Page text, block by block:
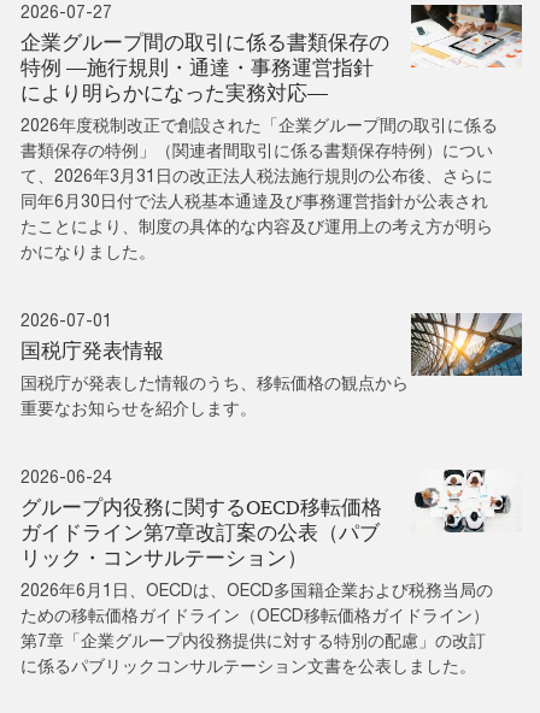
2026-07-27
企業グループ間の取引に係る書類保存の
特例 ―施行規則・通達・事務運営指針
により明らかになった実務対応―
2026年度税制改正で創設された「企業グループ間の取引に係る
書類保存の特例」（関連者間取引に係る書類保存特例）につい
て、2026年3月31日の改正法人税法施行規則の公布後、さらに
同年6月30日付で法人税基本通達及び事務運営指針が公表され
たことにより、制度の具体的な内容及び運用上の考え方が明ら
かになりました。
2026-07-01
国税庁発表情報
国税庁が発表した情報のうち、移転価格の観点から
重要なお知らせを紹介します。
2026-06-24
グループ内役務に関するOECD移転価格
ガイドライン第7章改訂案の公表（パブ
リック・コンサルテーション）
2026年6月1日、OECDは、OECD多国籍企業および税務当局の
ための移転価格ガイドライン（OECD移転価格ガイドライン）
第7章「企業グループ内役務提供に対する特別の配慮」の改訂
に係るパブリックコンサルテーション文書を公表しました。